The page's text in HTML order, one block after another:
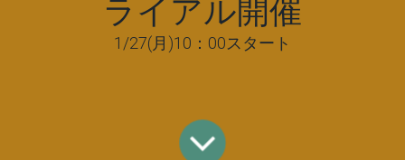
ライアル開催
1/27(月)10：00スタート